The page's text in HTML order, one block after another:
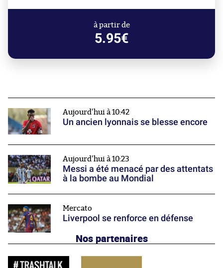
à partir de
5.95€
Aujourd'hui à 10:42
Un ancien lyonnais se blesse encore
Aujourd'hui à 10:23
Messi a été menacé par des attentats
à la bombe au Mondial
Mercato
Liverpool se renforce en défense
Nos partenaires